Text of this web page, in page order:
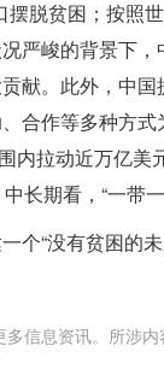
脱贫困；按照
严峻的背景下
献。此外，中
合作等多种方
内拉动近万亿
长期看，“一带
个“没有贫困的
信息资讯。所涉